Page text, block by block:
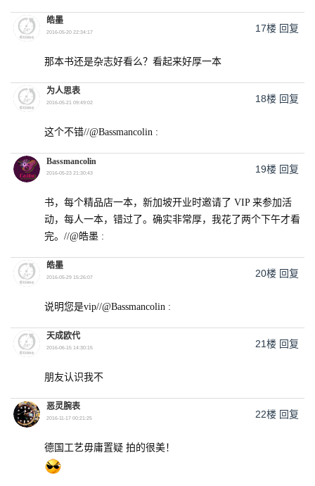
皓墨
2016-05-20 22:34:17 17楼 回复
那本书还是杂志好看么？看起来好厚一本
为人思表
2016-05-21 09:49:02 18楼 回复
这个不错//@Bassmancolin :
Bassmancolin
2016-05-23 21:30:43 19楼 回复
书，每个精品店一本，新加坡开业时邀请了 VIP 来参加活
动，每人一本，错过了。确实非常厚，我花了两个下午才看
完。//@皓墨 :
皓墨
2016-05-29 15:26:07 20楼 回复
说明您是vip//@Bassmancolin :
天成欧代
2016-06-15 14:30:15 21楼 回复
朋友认识我不
恶灵腕表
2016-11-17 00:21:25 22楼 回复
德国工艺毋庸置疑 拍的很美！